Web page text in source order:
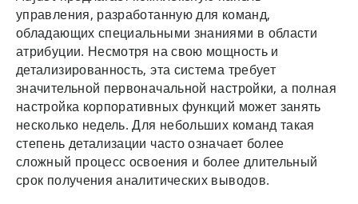
управления, разработанную для команд,
обладающих специальными знаниями в области
атрибуции. Несмотря на свою мощность и
детализированность, эта система требует
значительной первоначальной настройки, а полная
настройка корпоративных функций может занять
несколько недель. Для небольших команд такая
степень детализации часто означает более
сложный процесс освоения и более длительный
срок получения аналитических выводов.